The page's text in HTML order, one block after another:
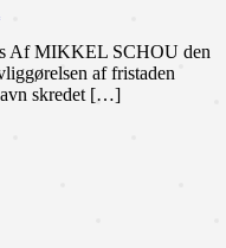
Af MIKKEL SCHOU den
af fristaden
skredet […]